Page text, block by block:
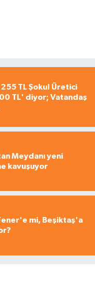
255 TL Şoku! Üretici
TL' diyor; Vatandaş
Meydanı yeni
kavuşuyor
mi, Beşiktaş'a